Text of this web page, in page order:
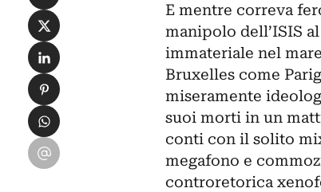
E mentre correva
manipolo dell’ISIS
immateriale nel
Bruxelles come
miseramente
suoi morti in un
conti con il solito
megafono e
controretorica
Condividi su X
Condividi su LinkedIn
Condividi su Pinterest
Condividi su WhatsApp
Condividi su Email